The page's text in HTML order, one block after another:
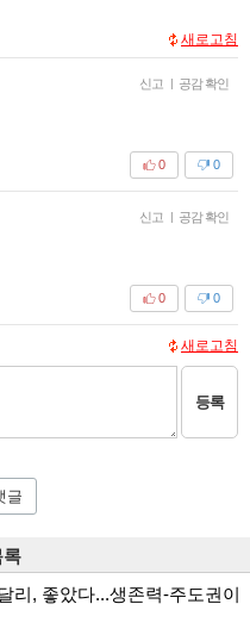
새로고침
신고 | 공감 확인
0
0
신고 | 공감 확인
0
0
새로고침
등록
글
록
리, 좋았다...생존력-주도권이